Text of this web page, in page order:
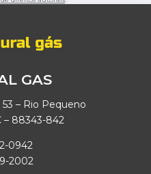
GAS
– Rio Pequeno
– 88343-842
0942
2002